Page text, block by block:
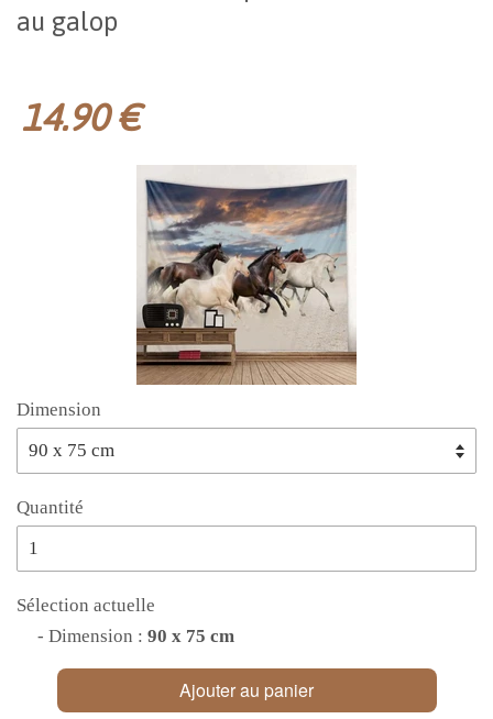
au galop
14.90 €
Dimension
Quantité
Sélection actuelle
- Dimension : 90 x 75 cm
Ajouter au panier